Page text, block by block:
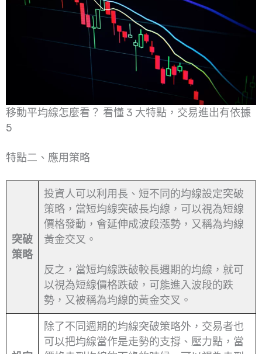
移動平均線怎麼看？ 看懂 3 大特點，交易進出有依據
5
特點二、應用策略
突破
策略
投資人可以利用長、短不同的均線設定突破
策略，當短均線突破長均線，可以視為短線
價格發動，會延伸成波段漲勢，又稱為均線
黃金交叉。
反之，當短均線跌破較長週期的均線，就可
以視為短線價格跌破，可能進入波段的跌
勢，又被稱為均線的黃金交叉。
除了不同週期的均線突破策略外，交易者也
可以把均線當作是走勢的支撐、壓力點，當